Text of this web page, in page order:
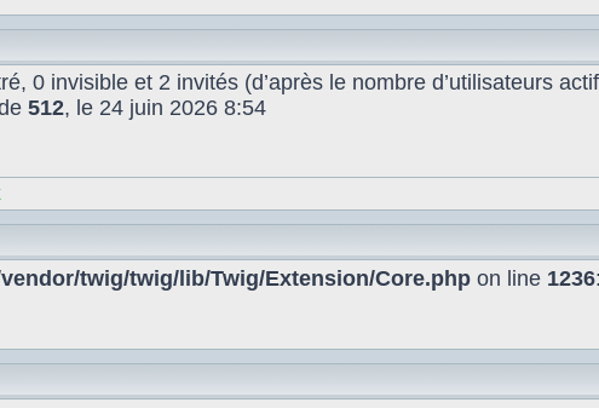
0 invisible et 2 invités (d’après le nombre d’utilisateurs
512, le 24 juin 2026 8:54
vendor/twig/twig/lib/Twig/Extension/Core.php on line 1236: